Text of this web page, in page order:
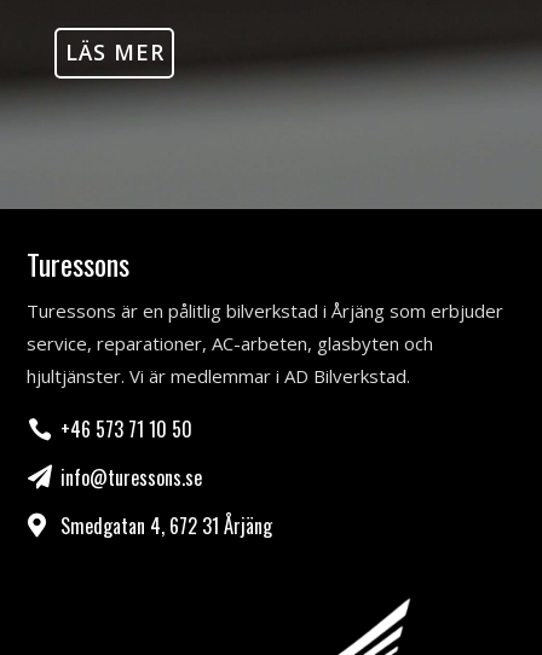
LÄS MER
Turessons
Turessons är en pålitlig bilverkstad i Årjäng som erbjuder
service, reparationer, AC-arbeten, glasbyten och
hjultjänster. Vi är medlemmar i AD Bilverkstad.
 +46 573 71 10 50
 info@turessons.se
 Smedgatan 4, 672 31 Årjäng